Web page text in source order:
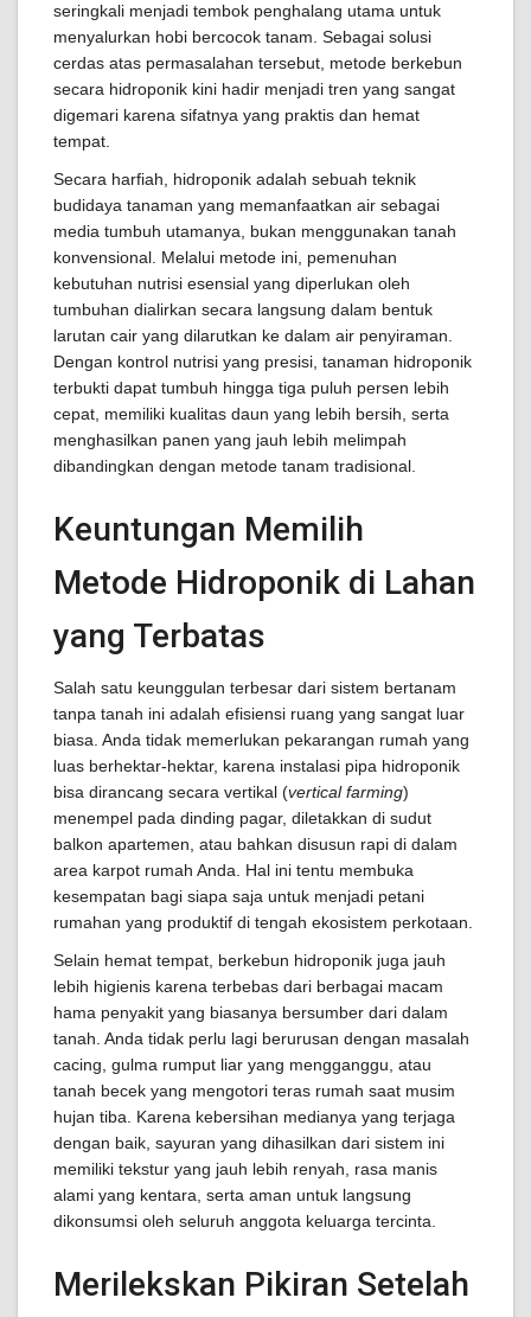
seringkali menjadi tembok penghalang utama untuk
menyalurkan hobi bercocok tanam. Sebagai solusi
cerdas atas permasalahan tersebut, metode berkebun
secara hidroponik kini hadir menjadi tren yang sangat
digemari karena sifatnya yang praktis dan hemat
tempat.
Secara harfiah, hidroponik adalah sebuah teknik
budidaya tanaman yang memanfaatkan air sebagai
media tumbuh utamanya, bukan menggunakan tanah
konvensional. Melalui metode ini, pemenuhan
kebutuhan nutrisi esensial yang diperlukan oleh
tumbuhan dialirkan secara langsung dalam bentuk
larutan cair yang dilarutkan ke dalam air penyiraman.
Dengan kontrol nutrisi yang presisi, tanaman hidroponik
terbukti dapat tumbuh hingga tiga puluh persen lebih
cepat, memiliki kualitas daun yang lebih bersih, serta
menghasilkan panen yang jauh lebih melimpah
dibandingkan dengan metode tanam tradisional.
Keuntungan Memilih
Metode Hidroponik di Lahan
yang Terbatas
Salah satu keunggulan terbesar dari sistem bertanam
tanpa tanah ini adalah efisiensi ruang yang sangat luar
biasa. Anda tidak memerlukan pekarangan rumah yang
luas berhektar-hektar, karena instalasi pipa hidroponik
bisa dirancang secara vertikal (vertical farming)
menempel pada dinding pagar, diletakkan di sudut
balkon apartemen, atau bahkan disusun rapi di dalam
area karpot rumah Anda. Hal ini tentu membuka
kesempatan bagi siapa saja untuk menjadi petani
rumahan yang produktif di tengah ekosistem perkotaan.
Selain hemat tempat, berkebun hidroponik juga jauh
lebih higienis karena terbebas dari berbagai macam
hama penyakit yang biasanya bersumber dari dalam
tanah. Anda tidak perlu lagi berurusan dengan masalah
cacing, gulma rumput liar yang mengganggu, atau
tanah becek yang mengotori teras rumah saat musim
hujan tiba. Karena kebersihan medianya yang terjaga
dengan baik, sayuran yang dihasilkan dari sistem ini
memiliki tekstur yang jauh lebih renyah, rasa manis
alami yang kentara, serta aman untuk langsung
dikonsumsi oleh seluruh anggota keluarga tercinta.
Merilekskan Pikiran Setelah